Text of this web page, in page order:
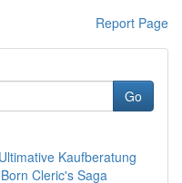
Report Page
Go
Kaufberatung
Cleric's Saga